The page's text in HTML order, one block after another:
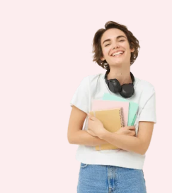
formacion@euroinnova.com
TRABAJA CON NOSOTROS